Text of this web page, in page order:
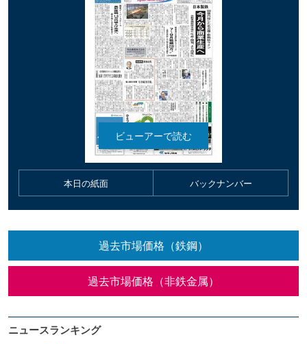
本日の紙面 バックナンバー
過去市場価格（鉄鋼）
過去市場価格（非鉄金属）
ニュースランキング